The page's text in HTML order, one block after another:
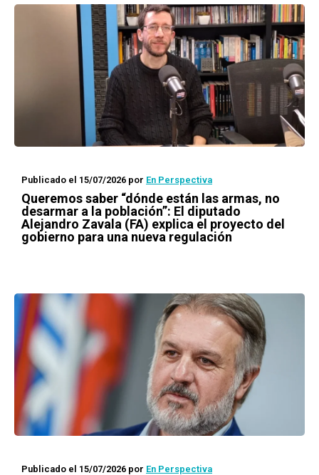
Publicado el 15/07/2026 por En Perspectiva
Queremos saber “dónde están las armas, no
desarmar a la población”: El diputado
Alejandro Zavala (FA) explica el proyecto del
gobierno para una nueva regulación
Publicado el 15/07/2026 por En Perspectiva